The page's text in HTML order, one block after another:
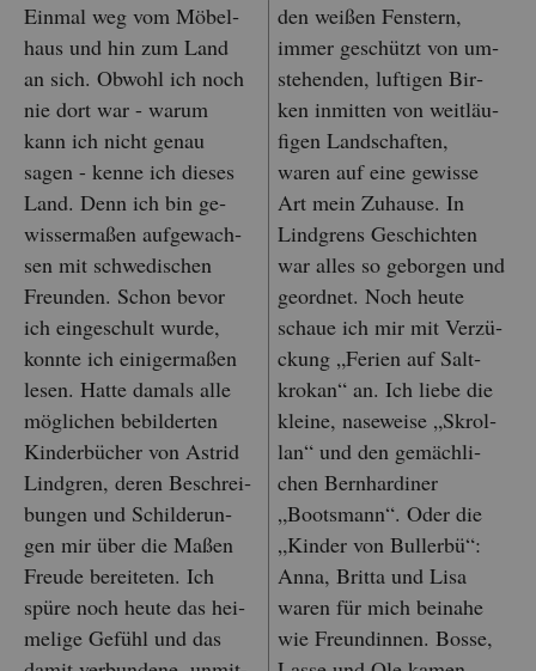
Ein­mal weg vom Mö­bel­
haus und hin zum Land
an sich. Ob­wohl ich noch
nie dort war - warum
kann ich nicht genau
sagen - kenne ich die­ses
Land. Denn ich bin ge­
wis­ser­ma­ßen auf­ge­wach­
sen mit schwe­di­schen
Freun­den. Schon bevor
ich ein­ge­schult wurde,
konn­te ich ei­ni­ger­ma­ßen
lesen. Hatte da­mals alle
mög­li­chen be­bil­der­ten
Kin­der­bü­cher von As­trid
Lind­gren, deren Be­schrei­
bun­gen und Schil­de­run­
gen mir über die Maßen
Freu­de be­rei­te­ten. Ich
spüre noch heute das hei­
me­li­ge Ge­fühl und das
den wei­ßen Fens­tern,
immer ge­schützt von um­
ste­hen­den, luf­ti­gen Bir­
ken in­mit­ten von weit­läu­
fi­gen Land­schaf­ten,
waren auf eine ge­wis­se
Art mein Zu­hau­se. In
Lind­grens Ge­schich­ten
war alles so ge­bor­gen und
ge­ord­net. Noch heute
schaue ich mir mit Ver­zü­
ckung „Fe­ri­en auf Salt­
kro­kan“ an. Ich liebe die
klei­ne, na­se­wei­se „Skrol­
lan“ und den ge­mäch­li­
chen Bern­har­di­ner
„Boots­mann“. Oder die
„Kin­der von Bul­ler­bü“:
Anna, Brit­ta und Lisa
waren für mich bei­na­he
wie Freun­din­nen. Bosse,